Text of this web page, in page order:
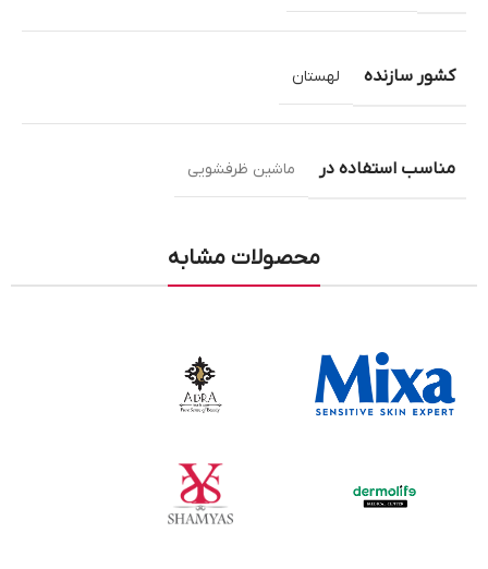
کشور سازنده لهستان
مناسب استفاده در ماشین ظرفشویی
محصولات مشابه